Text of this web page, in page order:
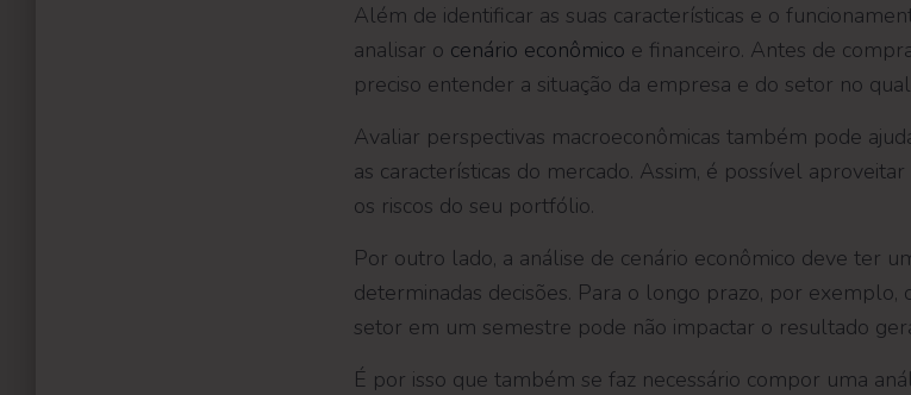
Além de identificar as suas características e o
analisar o cenário econômico e financeiro. Antes de
preciso entender a situação da empresa e do setor no
Avaliar perspectivas macroeconômicas também pode
as características do mercado. Assim, é possível
os riscos do seu portfólio.
Por outro lado, a análise de cenário econômico deve ter
determinadas decisões. Para o longo prazo, por
setor em um semestre pode não impactar o resultado
É por isso que também se faz necessário compor uma